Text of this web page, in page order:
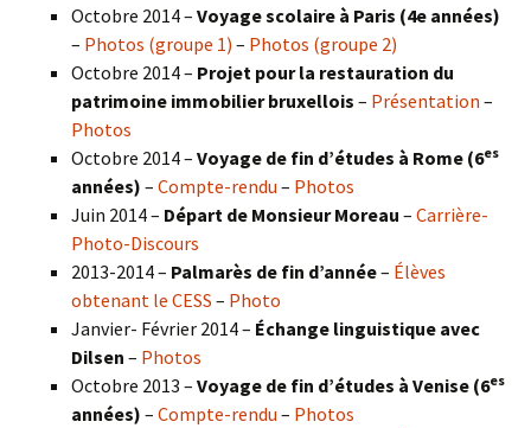
Octobre 2014 – Voyage scolaire à Paris (4e années)
– Photos (groupe 1) – Photos (groupe 2)
Octobre 2014 – Projet pour la restauration du
patrimoine immobilier bruxellois – Présentation –
Photos
Octobre 2014 – Voyage de fin d’études à Rome (6es
années) – Compte-rendu – Photos
Juin 2014 – Départ de Monsieur Moreau – Carrière-
Photo-Discours
2013-2014 – Palmarès de fin d’année– Élèves
obtenant le CESS – Photo
Janvier- Février 2014 – Échange linguistique avec
Dilsen – Photos
Octobre 2013 – Voyage de fin d’études à Venise (6es
années) – Compte-rendu – Photos